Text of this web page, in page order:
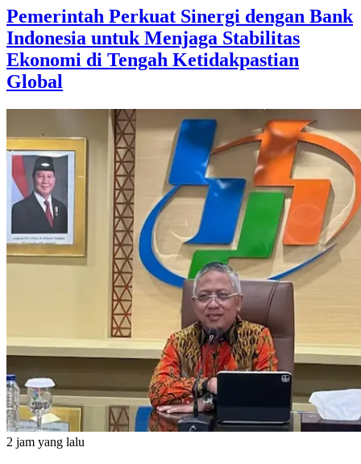
Pemerintah Perkuat Sinergi dengan Bank
Indonesia untuk Menjaga Stabilitas
Ekonomi di Tengah Ketidakpastian
Global
2 jam yang lalu